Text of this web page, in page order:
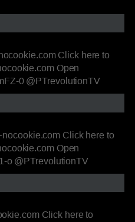
Click here to
Open
0 @PTrevolutionTV
Click here to
Open
o @PTrevolutionTV
Click here to